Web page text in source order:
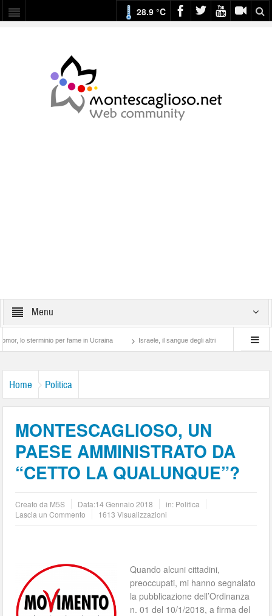
28.9 °C
Menu
per fame in Ucraina Israele, il sangue degli altri Lotta di classe… tra
Home Politica
MONTESCAGLIOSO, UN
PAESE AMMINISTRATO DA
“CETTO LA QUALUNQUE”?
Creato da M5S Data:14 Gennaio 2018 in: Politica
Lascia un Commento
1613 Visualizzazioni
Quando alcuni cittadini,
preoccupati, mi hanno segnalato
la pubblicazione dell’Ordinanza
n. 01 del 10/1/2018, a firma del